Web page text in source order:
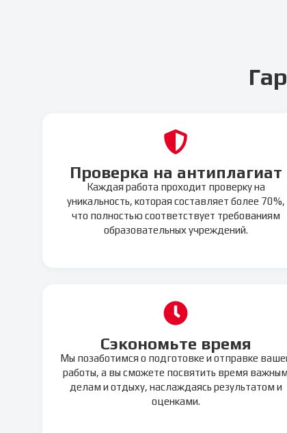
Проверка на антиплагиат
Каждая работа проходит проверку на
уникальность, которая составляет более 70%,
что полностью соответствует требованиям
образовательных учреждений.
Сэкономьте время
Мы позаботимся о подготовке и отправке
работы, а вы сможете посвятить время важным
делам и отдыху, наслаждаясь результатом и
оценками.